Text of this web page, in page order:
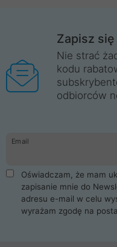
Zapisz się
Nie strać
kodu
odbiorców
Email
Oświadczam, że mam
zapisanie mnie do
adresu e-mail w celu
wyrażam zgodę na